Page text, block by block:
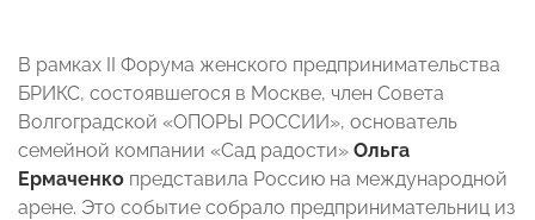
В рамках II Форума женского предпринимательства
БРИКС, состоявшегося в Москве, член Совета
Волгоградской «ОПОРЫ РОССИИ», основатель
семейной компании «Сад радости» Ольга
Ермаченко представила Россию на международной
арене. Это событие собрало предпринимательниц из